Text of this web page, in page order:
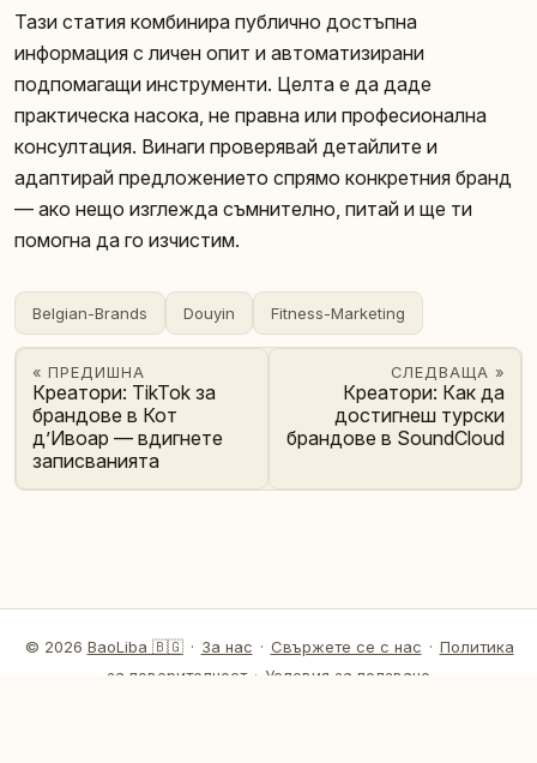
Тази статия комбинира публично достъпна
информация с личен опит и автоматизирани
подпомагащи инструменти. Целта е да даде
практическа насока, не правна или професионална
консултация. Винаги проверявай детайлите и
адаптирай предложението спрямо конкретния бранд
— ако нещо изглежда съмнително, питай и ще ти
помогна да го изчистим.
Belgian-Brands Douyin Fitness-Marketing
« ПРЕДИШНА
Креатори: TikTok за
брандове в Кот
д’Ивоар — вдигнете
записванията
СЛЕДВАЩА »
Креатори: Как да
достигнеш турски
брандове в SoundCloud
© 2026 BaoLiba 🇧🇬 · За нас · Свържете се с нас · Политика
за поверителност · Условия за ползване